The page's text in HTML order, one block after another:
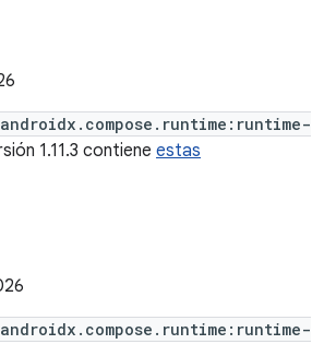
androidx.compose.runtime:runtime-
1.11.3 contiene estas
androidx.compose.runtime:runtime-